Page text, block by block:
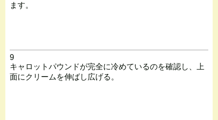
ます。
9
キャロットパウンドが完全に冷めているのを確認し、上
面にクリームを伸ばし広げる。